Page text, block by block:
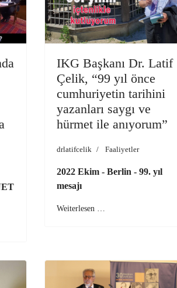
IKG Başkanı Dr. Latif
Çelik, “99 yıl önce
cumhuriyetin tarihini
yazanları saygı ve
hürmet ile anıyorum”
drlatifcelik Faaliyetler
2022 Ekim - Berlin - 99. yıl
mesajı
Weiterlesen …